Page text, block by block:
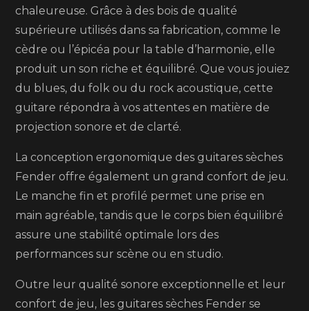
chaleureuse. Grâce à des bois de qualité
supérieure utilisés dans sa fabrication, comme le
cèdre ou l’épicéa pour la table d’harmonie, elle
produit un son riche et équilibré. Que vous jouiez
du blues, du folk ou du rock acoustique, cette
guitare répondra à vos attentes en matière de
projection sonore et de clarté.
La conception ergonomique des guitares sèches
Fender offre également un grand confort de jeu.
Le manche fin et profilé permet une prise en
main agréable, tandis que le corps bien équilibré
assure une stabilité optimale lors des
performances sur scène ou en studio.
Outre leur qualité sonore exceptionnelle et leur
confort de jeu, les guitares sèches Fender se